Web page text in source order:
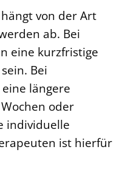
von der Art
ab. Bei
eine kurzfristige
Bei
längere
oder
individuelle
ist hierfür